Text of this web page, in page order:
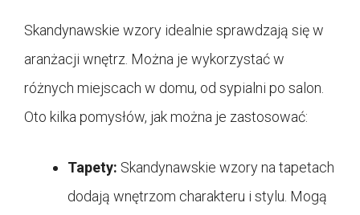
Skandynawskie wzory idealnie sprawdzają się w
aranżacji wnętrz. Można je wykorzystać w
różnych miejscach w domu, od sypialni po salon.
Oto kilka pomysłów, jak można je zastosować:
Tapety: Skandynawskie wzory na tapetach
dodają wnętrzom charakteru i stylu. Mogą